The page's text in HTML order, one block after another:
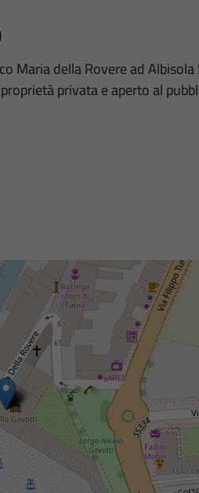
Maria della Rovere ad Albisola
privata e aperto al